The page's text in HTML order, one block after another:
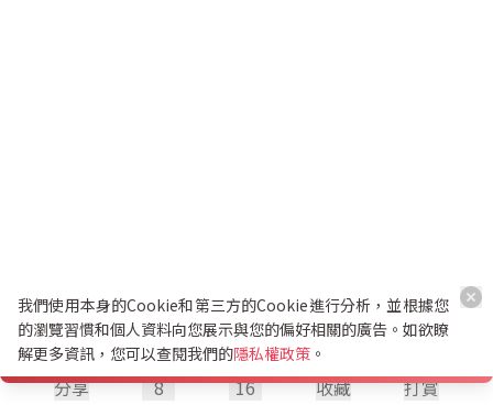
分享 8 16 收藏 打賞
我們使用本身的Cookie和第三方的Cookie進行分析，並根據您
的瀏覽習慣和個人資料向您展示與您的偏好相關的廣告。如欲瞭
解更多資訊，您可以查閱我們的隱私權政策 。